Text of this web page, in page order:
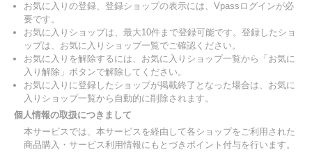
お気に入りの登録、登録ショップの表示には、Vpassログインが必
要です。
お気に入りショップは、最大10件まで登録可能です。登録したショ
ップは、お気に入りショップ一覧でご確認ください。
お気に入りを解除するには、お気に入りショップ一覧から「お気に
入り解除」ボタンで解除してください。
お気に入りに登録したショップが掲載終了となった場合は、お気に
入りショップ一覧から自動的に削除されます。
個人情報の取扱につきまして
本サービスでは、本サービスを経由して各ショップをご利用された
商品購入・サービス利用情報にもとづきポイント付与を行います。